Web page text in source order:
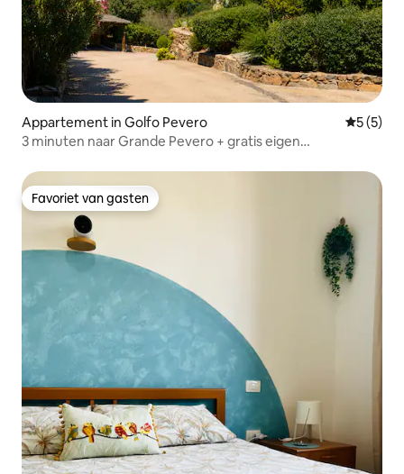
Appartement in Golfo Pevero
5 (5)
3 minuten naar Grande Pevero + gratis eigen
Favoriet van gasten
Favoriet van gasten